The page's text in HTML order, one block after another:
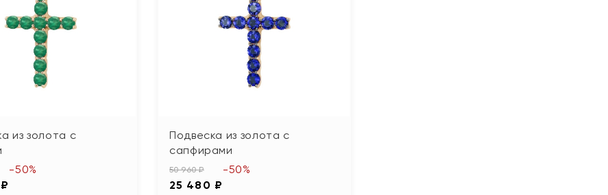
из золота с
-50%
Подвеска из золота с
сапфирами
50 960 ₽
25 480 ₽
-50%